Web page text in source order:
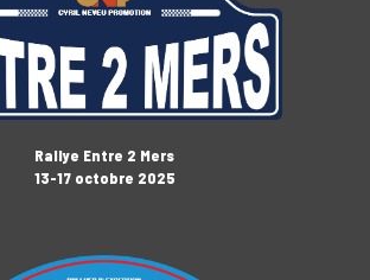
Rallye Entre 2 Mers
13-17 octobre 2025